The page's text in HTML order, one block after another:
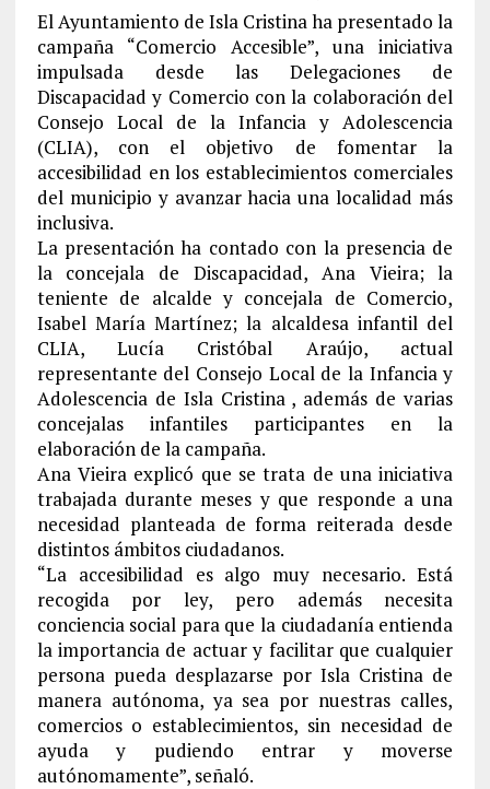
El Ayuntamiento de Isla Cristina ha presentado la
campaña “Comercio Accesible”, una iniciativa
impulsada desde las Delegaciones de
Discapacidad y Comercio con la colaboración del
Consejo Local de la Infancia y Adolescencia
(CLIA), con el objetivo de fomentar la
accesibilidad en los establecimientos comerciales
del municipio y avanzar hacia una localidad más
inclusiva.
La presentación ha contado con la presencia de
la concejala de Discapacidad, Ana Vieira; la
teniente de alcalde y concejala de Comercio,
Isabel María Martínez; la alcaldesa infantil del
CLIA, Lucía Cristóbal Araújo, actual
representante del Consejo Local de la Infancia y
Adolescencia de Isla Cristina , además de varias
concejalas infantiles participantes en la
elaboración de la campaña.
Ana Vieira explicó que se trata de una iniciativa
trabajada durante meses y que responde a una
necesidad planteada de forma reiterada desde
distintos ámbitos ciudadanos.
“La accesibilidad es algo muy necesario. Está
recogida por ley, pero además necesita
conciencia social para que la ciudadanía entienda
la importancia de actuar y facilitar que cualquier
persona pueda desplazarse por Isla Cristina de
manera autónoma, ya sea por nuestras calles,
comercios o establecimientos, sin necesidad de
ayuda y pudiendo entrar y moverse
autónomamente”, señaló.